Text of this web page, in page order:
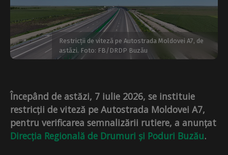
Restricții de viteză pe Autostrada Moldovei A7, de
astăzi. Foto: FB/DRDP Buzău
Începând de astăzi, 7 iulie 2026, se instituie
restricții de viteză pe Autostrada Moldovei A7,
pentru verificarea semnalizării rutiere, a anunțat
Direcția Regională de Drumuri și Poduri Buzău.